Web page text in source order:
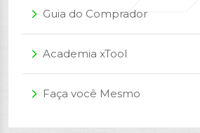
arrow_forward_ios Guia do Comprador
arrow_forward_ios Academia xTool
arrow_forward_ios Faça você Mesmo